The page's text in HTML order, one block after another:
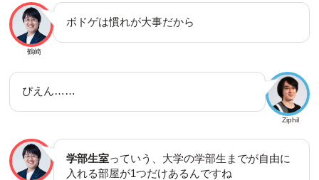
鶴崎
ボドゲは慣れが大事だから
Ziphil
ぴえん……
学部生室っていう、大学の学部生までが自由に
入れる部屋が1つだけあるんですね